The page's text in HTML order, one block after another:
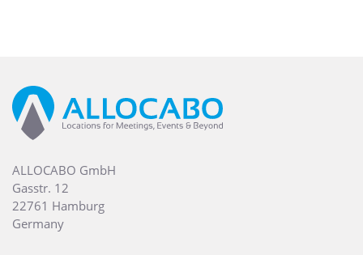
ALLOCABO GmbH
Gasstr. 12
22761 Hamburg
Germany